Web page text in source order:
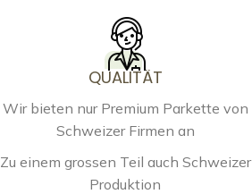
QUALITÄT
Wir bieten nur Premium Parkette von
Schweizer Firmen an
Zu einem grossen Teil auch Schweizer
Produktion